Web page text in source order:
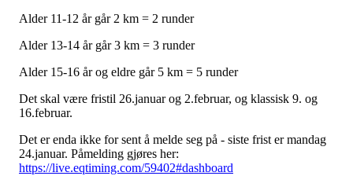
Alder 11-12 år går 2 km = 2 runder
Alder 13-14 år går 3 km = 3 runder
Alder 15-16 år og eldre går 5 km = 5 runder
Det skal være fristil 26.januar og 2.februar, og klassisk 9. og
16.februar.
Det er enda ikke for sent å melde seg på - siste frist er mandag
24.januar. Påmelding gjøres her:
https://live.eqtiming.com/59402#dashboard